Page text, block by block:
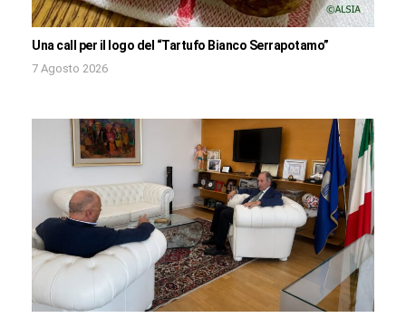
Una call per il logo del “Tartufo Bianco Serrapotamo”
7 Agosto 2026